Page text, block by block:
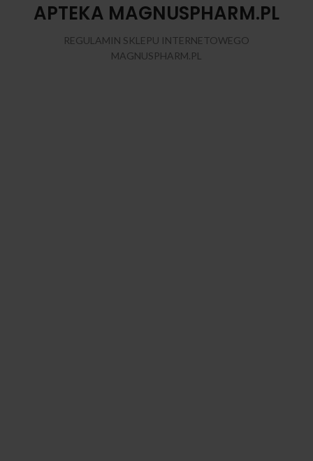
APTEKA MAGNUSPHARM.PL
REGULAMIN SKLEPU INTERNETOWEGO
MAGNUSPHARM.PL